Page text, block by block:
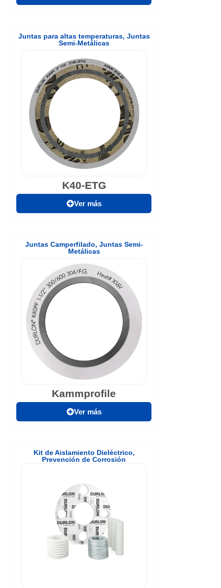
Juntas para altas temperaturas, Juntas
Semi-Metálicas
K40-ETG
Ver más
Juntas Camperfilado, Juntas Semi-
Metálicas
Kammprofile
Ver más
Kit de Aislamiento Dieléctrico,
Prevención de Corrosión